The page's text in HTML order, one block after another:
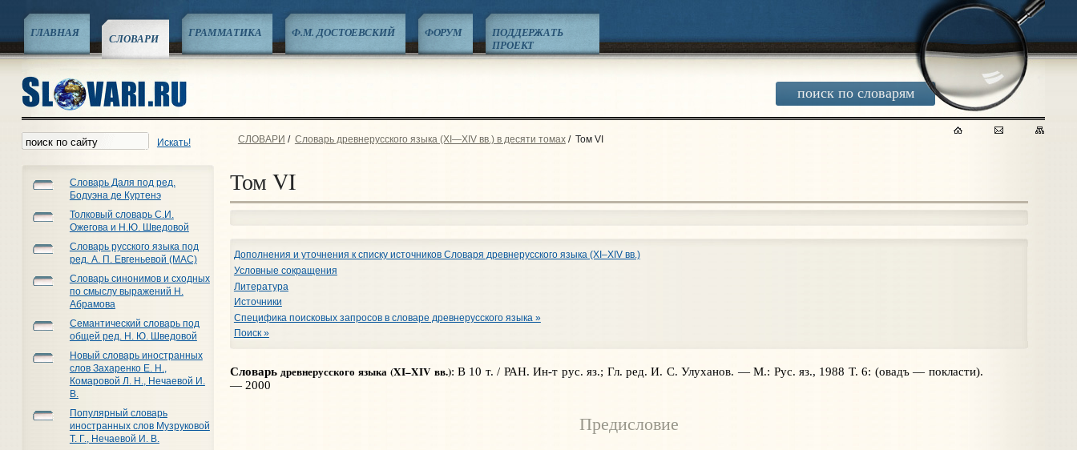
поиск по словарям
ГЛАВНАЯ СЛОВАРИ ГРАММАТИКА Ф.М. ДОСТОЕВСКИЙ ФОРУМ
ПОДДЕРЖАТЬ
ПРОЕКТ
Искать!
Словарь Даля под ред.
Бодуэна де Куртенэ
Толковый словарь С.И.
Ожегова и Н.Ю. Шведовой
Словарь русского языка под
ред. А. П. Евгеньевой (МАС)
Словарь синонимов и сходных
по смыслу выражений Н.
Абрамова
Семантический словарь под
общей ред. Н. Ю. Шведовой
Новый словарь иностранных
слов Захаренко Е. Н.,
Комаровой Л. Н., Нечаевой И.
В.
Популярный словарь
иностранных слов Музруковой
Т. Г., Нечаевой И. В.
СЛОВАРИ / Словарь древнерусского языка (XI—XIV вв.) в десяти томах/ Том VI
Том VI
Дополнения и уточнения к списку источников Словаря древнерусского языка (XI–XIV вв.)
Условные сокращения
Литература
Источники
Специфика поисковых запросов в словаре древнерусского языка »
Поиск »
Словарь древнерусского языка (XI–XIV вв.): В 10 т. / РАН. Ин-т рус. яз.; Гл. ред. И. С. Улуханов. — М.: Рус. яз., 1988 Т. 6: (овадъ — покласти).
— 2000
Предисловие